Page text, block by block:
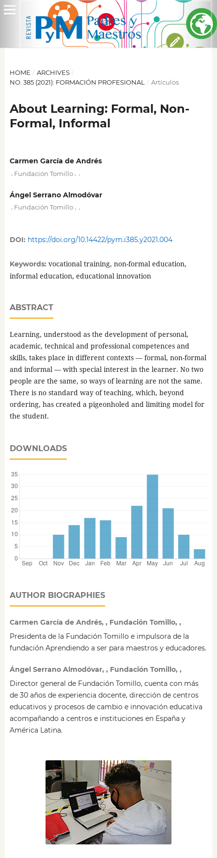
HOME / ARCHIVES /
NO. 385 (2021): FORMACIÓN PROFESIONAL
/ Artículos
About Learning: Formal, Non-
Formal, Informal
Carmen García de Andrés
Fundación Tomillo,
Ángel Serrano Almodóvar
Fundación Tomillo,
DOI: https://doi.org/10.14422/pym.i385.y2021.004
Keywords: vocational training, non-formal education,
informal education, educational innovation
ABSTRACT
Learning, understood as the development of personal,
academic, technical and professional competences and
skills, takes place in different contexts — formal, non-formal
and informal — with special interest in the learner. No two
people are the same, so ways of learning are not the same.
There is no standard way of teaching, which, beyond
ordering, has created a pigeonholed and limiting model for
the student.
DOWNLOADS
AUTHOR BIOGRAPHIES
Carmen García de Andrés, , Fundación Tomillo, ,
Presidenta de la Fundación Tomillo e impulsora de la
fundación Aprendiendo a ser para maestros y educadores.
Ángel Serrano Almodóvar, , Fundación Tomillo, ,
Director general de Fundación Tomillo, cuenta con más
de 30 años de experiencia docente, dirección de centros
educativos y procesos de cambio e innovación educativa
acompañando a centros e instituciones en España y
América Latina.